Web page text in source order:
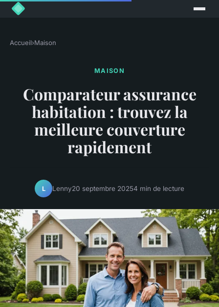
Accueil›Maison
MAISON
Comparateur assurance
habitation : trouvez la
meilleure couverture
rapidement
L Lenny20 septembre 20254 min de lecture